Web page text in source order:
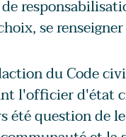
se
du Code
l'officier d'état
été question de